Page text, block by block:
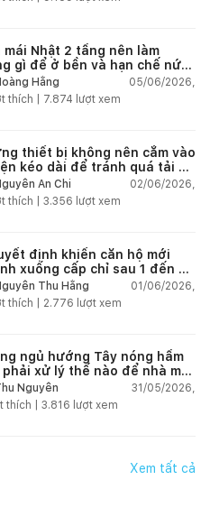
mái Nhật 2 tầng nên làm
gì để ở bền và hạn chế nứt
Hằng
05/06/2026,
thích | 7.874 lượt xem
thiết bị không nên cắm vào
kéo dài để tránh quá tải và
cháy trong nhà
An Chi
02/06/2026,
thích | 3.356 lượt xem
định khiến căn hộ mới
xuống cấp chỉ sau 1 đến 2
Thu Hằng
01/06/2026,
thích | 2.776 lượt xem
ngủ hướng Tây nóng hầm
phải xử lý thế nào để nhà mát
Nguyễn
31/05/2026,
thích | 3.816 lượt xem
Xem tất cả